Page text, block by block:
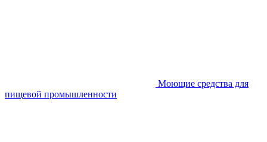
Моющие средства для
пищевой промышленности